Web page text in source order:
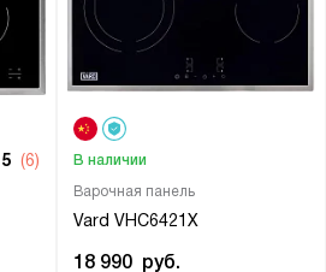
5 (6)
Варочная панель
Vard VHC6421X
В наличии
18 990 руб.